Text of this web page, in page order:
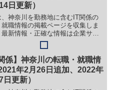
日更新）
、神奈川を勤務地に含むIT関係の
職情報の掲載ページを収集しま
最新情報・正確な情報は企業サイ
確認ください。①【会社名】
株式会社【職務】［新卒］＞＞
ITエンジニア・プログラマ＞＞
ソリューション営...
係】神奈川の転職・就職情
年2月26日追加、2022年
日更新）